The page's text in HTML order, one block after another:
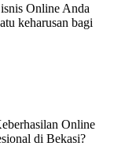
Online Anda
keharusan bagi
Online
di Bekasi?